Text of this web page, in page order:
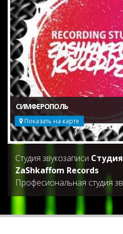
СИМФЕРОПОЛЬ
Показать на карте
Студия звукозаписи
ZaShkaffom Records
Професиональная студия